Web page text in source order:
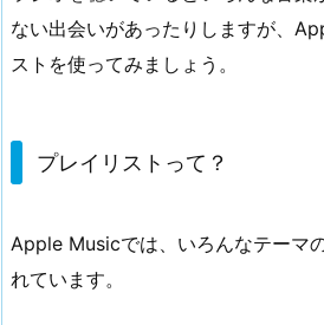
ない出会いがあったりしますが、
ストを使ってみましょう。
プレイリストって？
Apple Musicでは、いろんなテーマ
れています。